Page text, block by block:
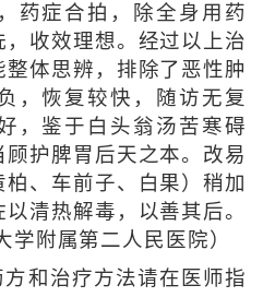
药症合拍，除全身用药
收效理想。经过以上治
体思辨，排除了恶性肿
，恢复较快，随访无复
，鉴于白头翁汤苦寒碍
护脾胃后天之本。改易
、车前子、白果）稍加
清热解毒，以善其后。
学附属第二人民医院）
方和治疗方法请在医师指